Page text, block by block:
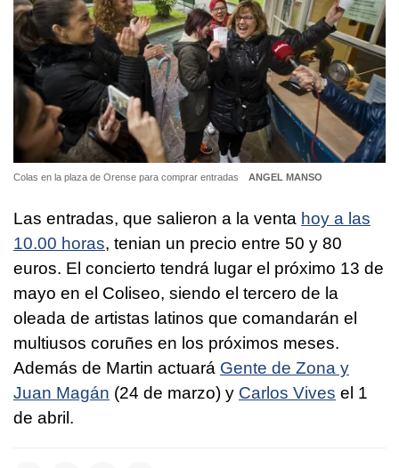
Colas en la plaza de Orense para comprar entradas ANGEL MANSO
Las entradas, que salieron a la venta hoy a las
10.00 horas, tenian un precio entre 50 y 80
euros. El concierto tendrá lugar el próximo 13 de
mayo en el Coliseo, siendo el tercero de la
oleada de artistas latinos que comandarán el
multiusos coruñes en los próximos meses.
Además de Martin actuará Gente de Zona y
Juan Magán (24 de marzo) y Carlos Vives el 1
de abril.